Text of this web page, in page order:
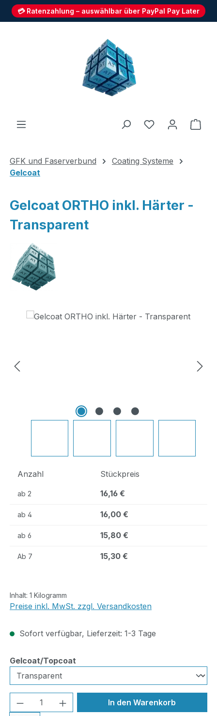
💳 Ratenzahlung – auswählbar über PayPal Pay Later
Du hast 0
GFK und Faserverbund
Coating Systeme
Gelcoat
Gelcoat ORTHO inkl. Härter -
Transparent
Anzahl Stückpreis
ab 2 16,16 €
ab 4 16,00 €
ab 6 15,80 €
Ab 7 15,30 €
Inhalt: 1 Kilogramm
Preise inkl. MwSt. zzgl. Versandkosten
Sofort verfügbar, Lieferzeit: 1-3 Tage
Gelcoat/Topcoat
Produkt Anzahl: Gib denIn den Warenkorb